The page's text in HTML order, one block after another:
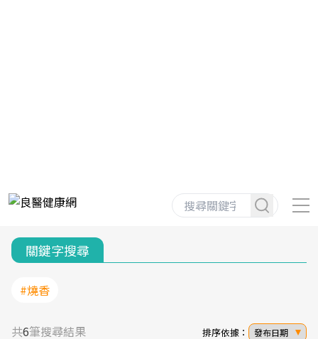
關鍵字搜尋
#燒香
共6筆搜尋結果 排序依據： 發布日期